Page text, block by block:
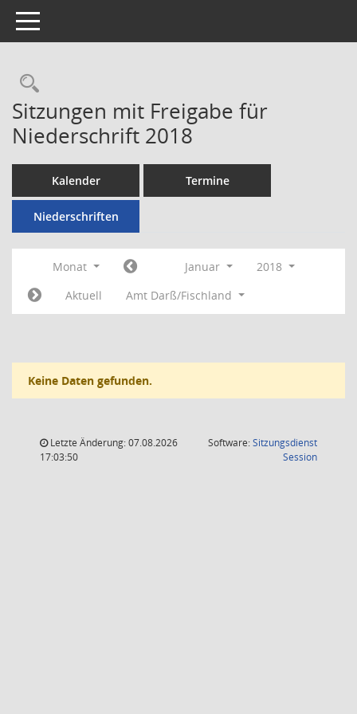
Toggle navigation
Rechercheauswahl
Sitzungen mit Freigabe für
Niederschrift 2018
Kalender Termine
Niederschriften
Monat Januar
2018
Aktuell
Amt Darß/Fischland
Keine Daten gefunden.
Letzte Änderung: 07.08.2026
17:03:50
Software:Sitzungsdienst
Session(Wird in